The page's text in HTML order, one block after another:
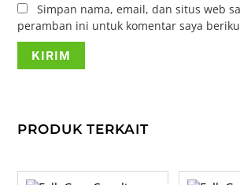
Simpan nama, email, dan situs web
peramban ini untuk komentar saya
PRODUK TERKAIT